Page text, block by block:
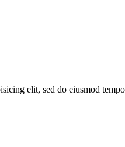
elit, sed do eiusmod